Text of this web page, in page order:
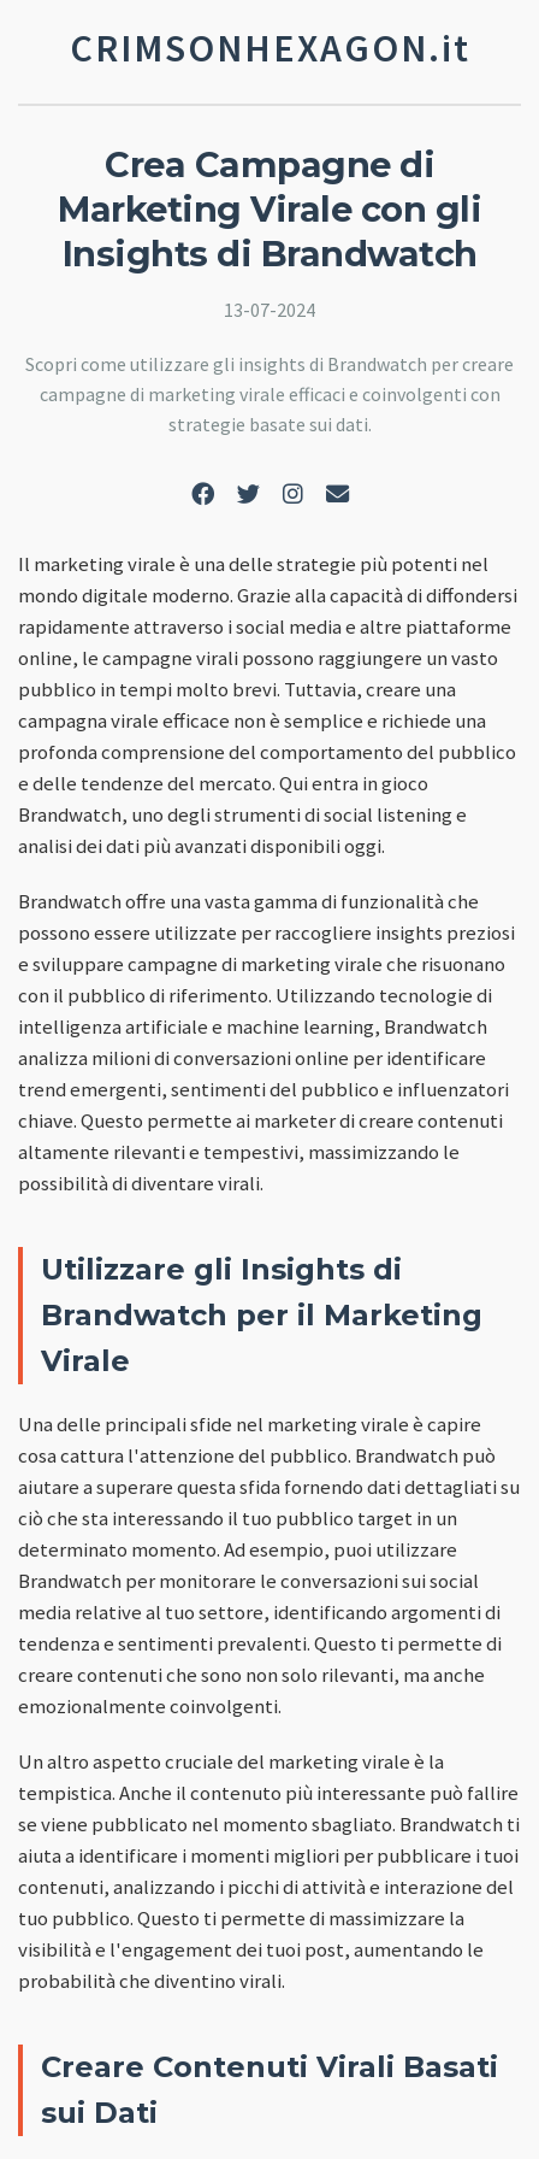
CRIMSONHEXAGON.it
Crea Campagne di
Marketing Virale con gli
Insights di Brandwatch
13-07-2024
Scopri come utilizzare gli insights di Brandwatch per creare
campagne di marketing virale efficaci e coinvolgenti con
strategie basate sui dati.
Il marketing virale è una delle strategie più potenti nel
mondo digitale moderno. Grazie alla capacità di diffondersi
rapidamente attraverso i social media e altre piattaforme
online, le campagne virali possono raggiungere un vasto
pubblico in tempi molto brevi. Tuttavia, creare una
campagna virale efficace non è semplice e richiede una
profonda comprensione del comportamento del pubblico
e delle tendenze del mercato. Qui entra in gioco
Brandwatch, uno degli strumenti di social listening e
analisi dei dati più avanzati disponibili oggi.
Brandwatch offre una vasta gamma di funzionalità che
possono essere utilizzate per raccogliere insights preziosi
e sviluppare campagne di marketing virale che risuonano
con il pubblico di riferimento. Utilizzando tecnologie di
intelligenza artificiale e machine learning, Brandwatch
analizza milioni di conversazioni online per identificare
trend emergenti, sentimenti del pubblico e influenzatori
chiave. Questo permette ai marketer di creare contenuti
altamente rilevanti e tempestivi, massimizzando le
possibilità di diventare virali.
Utilizzare gli Insights di
Brandwatch per il Marketing
Virale
Una delle principali sfide nel marketing virale è capire
cosa cattura l'attenzione del pubblico. Brandwatch può
aiutare a superare questa sfida fornendo dati dettagliati su
ciò che sta interessando il tuo pubblico target in un
determinato momento. Ad esempio, puoi utilizzare
Brandwatch per monitorare le conversazioni sui social
media relative al tuo settore, identificando argomenti di
tendenza e sentimenti prevalenti. Questo ti permette di
creare contenuti che sono non solo rilevanti, ma anche
emozionalmente coinvolgenti.
Un altro aspetto cruciale del marketing virale è la
tempistica. Anche il contenuto più interessante può fallire
se viene pubblicato nel momento sbagliato. Brandwatch ti
aiuta a identificare i momenti migliori per pubblicare i tuoi
contenuti, analizzando i picchi di attività e interazione del
tuo pubblico. Questo ti permette di massimizzare la
visibilità e l'engagement dei tuoi post, aumentando le
probabilità che diventino virali.
Creare Contenuti Virali Basati
sui Dati